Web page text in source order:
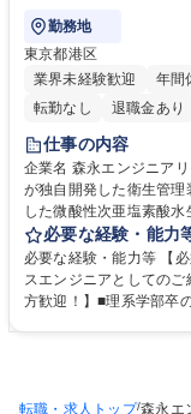
勤務地
東京都港区
業界未経験歓迎
年間
転勤なし
退職金あり
仕事の内容
企業名 森永エンジニアリング株式会社 求人名
が独自開発した衛生管理装置の技術営業 仕
した微酸性次亜塩素酸
に幅広い分野で衛生環境
国の顧客に対して安全で健康的な
具体的には:食品工場や
案/新規導入営業/アフタ
業】森永乳業が独自開発
必要な経験・能力
必要な経験・能力等 【
スエンジニアとしての
方歓迎！】■理系学部卒
応える食品プラント構築
転職・求人トップ/森永エ